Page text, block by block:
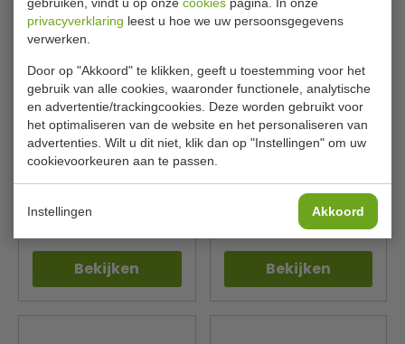
privacyverklaring leest u hoe we uw persoonsgegevens
verwerken.
Door op "Akkoord" te klikken, geeft u toestemming voor het
gebruik van alle cookies, waaronder functionele, analytische
en advertentie/trackingcookies. Deze worden gebruikt voor
het optimaliseren van de website en het personaliseren van
advertenties. Wilt u dit niet, klik dan op "Instellingen" om uw
cookievoorkeuren aan te passen.
Instellingen Akkoord
Grote weegschaal | los
Bekijken
Bartscher
€ 143,00
Bekijken